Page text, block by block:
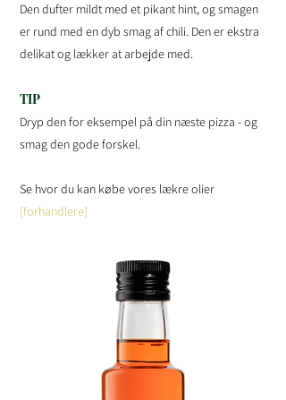
Den dufter mildt med et pikant hint, og smagen
er rund med en dyb smag af chili. Den er ekstra
delikat og lækker at arbejde med.
TIP
Dryp den for eksempel på din næste pizza - og
smag den gode forskel.
Se hvor du kan købe vores lækre olier
[forhandlere]